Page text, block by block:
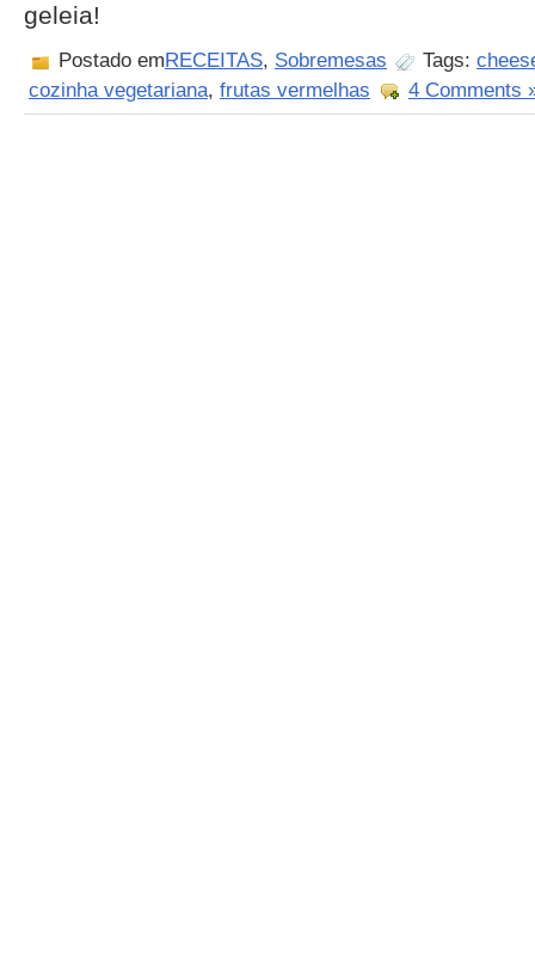
geleia!
Postado emRECEITAS, Sobremesas Tags:
cozinha vegetariana, frutas vermelhas 4 Comments